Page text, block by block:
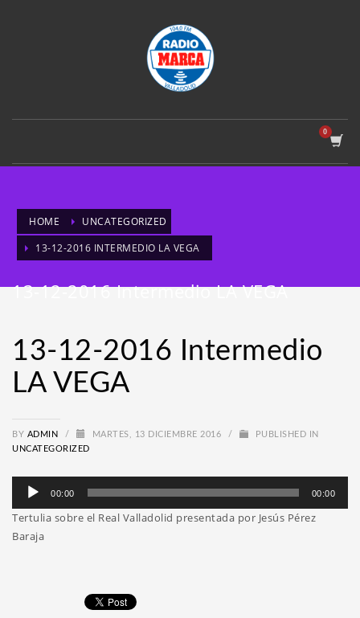
HOME
UNCATEGORIZED
13-12-2016 INTERMEDIO LA VEGA
13-12-2016 Intermedio LA VEGA
13-12-2016 Intermedio
LA VEGA
BY ADMIN / MARTES, 13 DICIEMBRE 2016 /
PUBLISHED IN
UNCATEGORIZED
Reproductor
audio
00:00 00:00
Tertulia sobre el Real Valladolid presentada por Jesús Pérez
Baraja